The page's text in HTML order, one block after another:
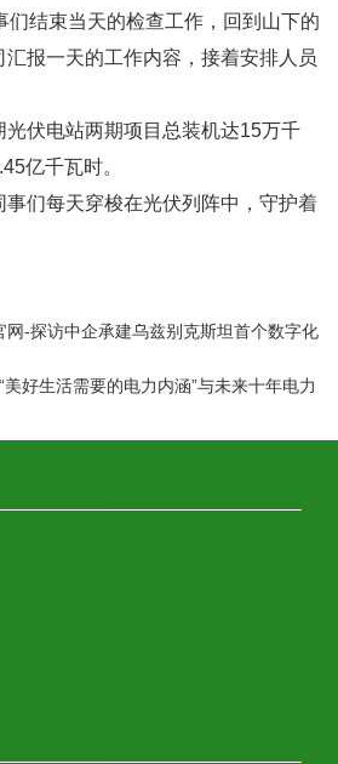
们结束当天的检查工作，回到山下的
报一天的工作内容，接着安排人员
伏电站两期项目总装机达15万千
亿千瓦时。
们每天穿梭在光伏列阵中，守护着
网-探访中企承建乌兹别克斯坦首个数字化
好生活需要的电力内涵”与未来十年电力